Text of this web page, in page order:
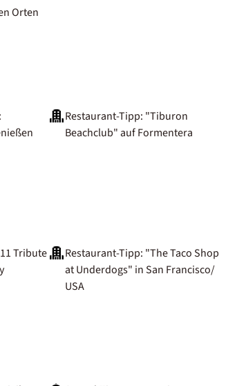
Orten
Restaurant-Tipp: "Tiburon
Beachclub" auf Formentera
Tribute
Restaurant-Tipp: "The Taco Shop
at Underdogs" in San Francisco/
USA